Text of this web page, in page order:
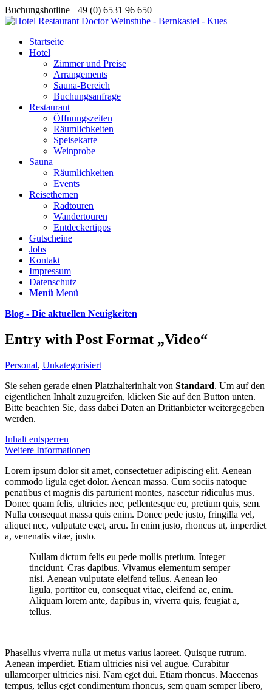
Buchungshotline +49 (0) 6531 96 650
Startseite
Hotel
Zimmer und Preise
Arrangements
Sauna-Bereich
Buchungsanfrage
Restaurant
Öffnungszeiten
Räumlichkeiten
Speisekarte
Weinprobe
Sauna
Räumlichkeiten
Events
Reisethemen
Radtouren
Wandertouren
Entdeckertipps
Gutscheine
Jobs
Kontakt
Impressum
Datenschutz
Menü Menü
Blog - Die aktuellen Neuigkeiten
Entry with Post Format „Video“
Personal, Unkategorisiert
Sie sehen gerade einen Platzhalterinhalt von Standard. Um auf den
eigentlichen Inhalt zuzugreifen, klicken Sie auf den Button unten.
Bitte beachten Sie, dass dabei Daten an Drittanbieter weitergegeben
werden.
Inhalt entsperren
Weitere Informationen
Lorem ipsum dolor sit amet, consectetuer adipiscing elit. Aenean
commodo ligula eget dolor. Aenean massa. Cum sociis natoque
penatibus et magnis dis parturient montes, nascetur ridiculus mus.
Donec quam felis, ultricies nec, pellentesque eu, pretium quis, sem.
Nulla consequat massa quis enim. Donec pede justo, fringilla vel,
aliquet nec, vulputate eget, arcu. In enim justo, rhoncus ut, imperdiet
a, venenatis vitae, justo.
Nullam dictum felis eu pede mollis pretium. Integer
tincidunt. Cras dapibus. Vivamus elementum semper
nisi. Aenean vulputate eleifend tellus. Aenean leo
ligula, porttitor eu, consequat vitae, eleifend ac, enim.
Aliquam lorem ante, dapibus in, viverra quis, feugiat a,
tellus.
Phasellus viverra nulla ut metus varius laoreet. Quisque rutrum.
Aenean imperdiet. Etiam ultricies nisi vel augue. Curabitur
ullamcorper ultricies nisi. Nam eget dui. Etiam rhoncus. Maecenas
tempus, tellus eget condimentum rhoncus, sem quam semper libero,